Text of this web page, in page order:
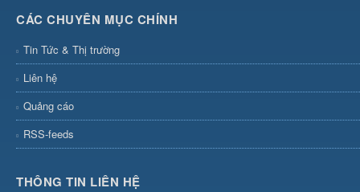
CÁC CHUYÊN MỤC CHÍNH
Tin Tức & Thị trường
Liên hệ
Quảng cáo
RSS-feeds
THÔNG TIN LIÊN HỆ